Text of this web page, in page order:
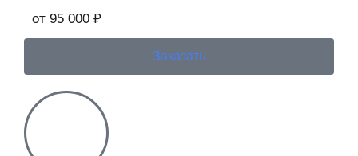
от 95 000 ₽
Заказать